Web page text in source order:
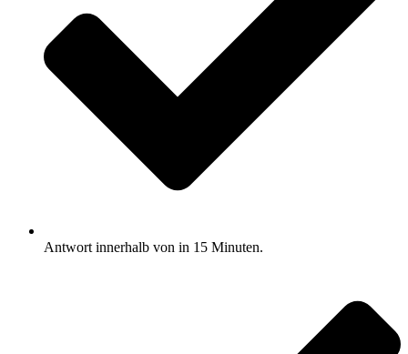
Antwort innerhalb von in 15 Minuten.